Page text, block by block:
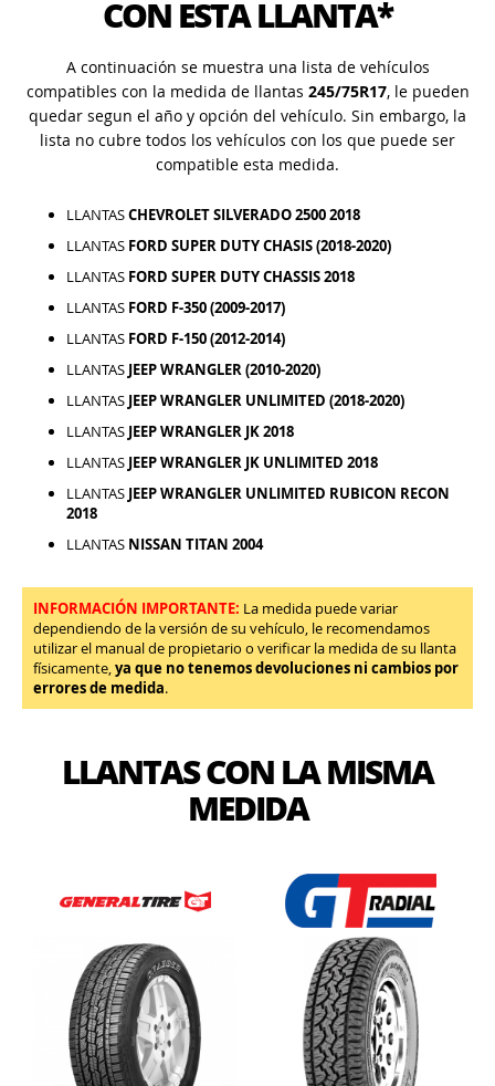
CON ESTA LLANTA*
A continuación se muestra una lista de vehículos
compatibles con la medida de llantas 245/75R17, le pueden
quedar segun el año y opción del vehículo. Sin embargo, la
lista no cubre todos los vehículos con los que puede ser
compatible esta medida.
LLANTASCHEVROLET SILVERADO 2500 2018
LLANTAS FORD SUPER DUTY CHASIS (2018-2020)
LLANTAS FORD SUPER DUTY CHASSIS 2018
LLANTAS FORD F-350 (2009-2017)
LLANTAS FORD F-150 (2012-2014)
LLANTAS JEEP WRANGLER (2010-2020)
LLANTAS JEEP WRANGLER UNLIMITED (2018-2020)
LLANTAS JEEP WRANGLER JK 2018
LLANTAS JEEP WRANGLER JK UNLIMITED 2018
LLANTAS JEEP WRANGLER UNLIMITED RUBICON RECON
2018
LLANTAS NISSAN TITAN 2004
INFORMACIÓN IMPORTANTE: La medida puede variar
dependiendo de la versión de su vehículo, le recomendamos
utilizar el manual de propietario o verificar la medida de su llanta
físicamente,ya que no tenemos devoluciones ni cambios por
errores de medida.
LLANTAS CON LA MISMA
MEDIDA